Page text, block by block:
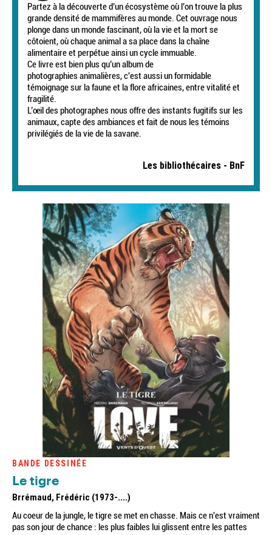
Partez à la découverte d’un écosystème où l’on trouve la plus
grande densité de mammifères au monde. Cet ouvrage nous
plonge dans un monde fascinant, où la vie et la mort se
côtoient, où chaque animal a sa place dans la chaîne
alimentaire et perpétue ainsi un cycle immuable.
Ce livre est bien plus qu’un album de
photographies animalières, c'est aussi un formidable
témoignage sur la faune et la flore africaines, entre vitalité et
fragilité.
L’œil des photographes nous offre des instants fugitifs sur les
animaux, capte des ambiances et fait de nous les témoins
privilégiés de la vie de la savane.
Les bibliothécaires - BnF
BANDE DESSINÉE
Le tigre
Brrémaud, Frédéric (1973-....)
Au coeur de la jungle, le tigre se met en chasse. Mais ce n'est vraiment
pas son jour de chance : les plus faibles lui glissent entre les pattes